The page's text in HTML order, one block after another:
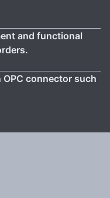
and functional
connector such